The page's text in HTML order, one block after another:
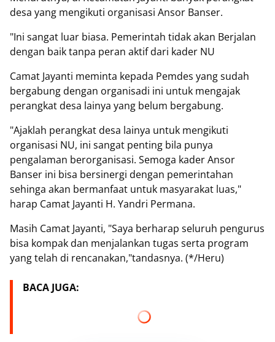
desa yang mengikuti organisasi Ansor Banser.
"Ini sangat luar biasa. Pemerintah tidak akan Berjalan
dengan baik tanpa peran aktif dari kader NU
Camat Jayanti meminta kepada Pemdes yang sudah
bergabung dengan organisadi ini untuk mengajak
perangkat desa lainya yang belum bergabung.
"Ajaklah perangkat desa lainya untuk mengikuti
organisasi NU, ini sangat penting bila punya
pengalaman berorganisasi. Semoga kader Ansor
Banser ini bisa bersinergi dengan pemerintahan
sehinga akan bermanfaat untuk masyarakat luas,"
harap Camat Jayanti H. Yandri Permana.
Masih Camat Jayanti, "Saya berharap seluruh pengurus
bisa kompak dan menjalankan tugas serta program
yang telah di rencanakan,"tandasnya. (*/Heru)
BACA JUGA: